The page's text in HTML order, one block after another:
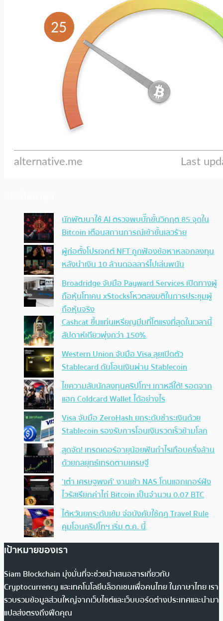
นักพัฒนาใช้ AI ตรวจพบบั๊กขั้นวิกฤต 85 จุดใน
Bitcoin เตือนสถานการณ์เข้าขั้นเลวร้าย
ผู้ก่อตั้งโปรเจกต์ NFT ถูกฟ้องข้อหาหลอกลงทุน
หลังนำเงิน 10 ล้านดอลลาร์ไปเล่นพนัน
Broadridge จับมือ Payward Services เปิดทางผู้
ถือหุ้นโทเคน xStocksโหวตลงมติในการประชุมผู้
ถือหุ้นจริง
Cashcat ขึ้นแท่นเหรียญมีมที่โตแรงที่สุดในเวลานี้
สัปดาห์เดียวพุ่งกว่า 150%
Western Union จับมือ Visa ลุยเปิดตัว
Stablecard ดันโอนเงินผ่าน Stablecoin
ไขความลับนักลงทุนคริปโทฯ เกาหลีใต้! รอดจาก
แฮก Coldcard Wallet ได้อย่างไร
Visa จับมือ ZeroHash ยกระดับชำระเงินด้วย
Stablecoin รองรับการโอนเงินรวดเร็วข้ามโลก
สุดจัด! เทรดเดอร์อายุน้อยฟันกำไรเกือบครึ่งล้าน
ด้วยกลยุทธ์เทรดตามเศรษฐี
‘เต๋า เศรษฐพงศ์’ งานเข้า NAS โดนแฮกเกอร์ฝัง
ไวรัสเรียกค่าไถ่ Bitcoin เป็นจำนวน 0.07 BTC
ไต้หวันยกระดับเข้ม จ่อบังคับใช้กฏ Travel Rule
คุมโอนคริปโทฯ เริ่ม ต.ค. นี้
เป้าหมายของเรา
Siam Blockchain มุ่งมั่นที่จะช่วยนำเสนอสารเกี่ยวกับ
Cryptocurrency และเทคโนโลยีบล็อกเชนเพื่อคนไทย ในภาษาไทย เรา
รวบรวมข้อมูลส่วนใหญ่จากเว็บไซต์และเว็บบอร์ดต่างประเทศและนำมา
แปลส่งตรงถึงฟีดคุณ